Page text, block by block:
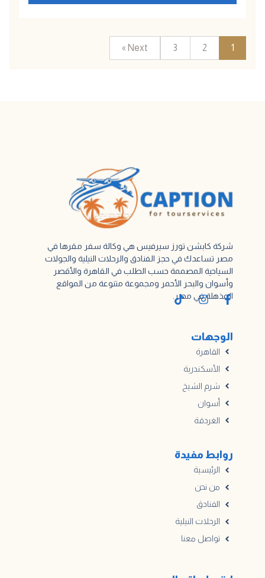
1
2
3
Next »
شركة كابشن تورز سيرفيس هي وكالة سفر مقرها في
مصر تساعدك في حجز الفنادق والرحلات النيلية والجولات
السياحية المصممة حسب الطلب في القاهرة والأقصر
وأسوان والبحر الأحمر ومجموعة متنوعة من المواقع
المذهلة في مصر.
روابط مفيدة
الرئيسية
من نحن
الفنادق
الرحلات النيلية
تواصل معنا
الوجهات
القاهرة
الأسكندرية
شرم الشيخ
أسوان
الغردقة